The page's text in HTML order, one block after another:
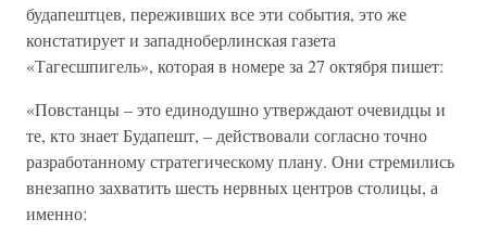
будапештцев, переживших все эти события, это же
констатирует и западноберлинская газета
«Тагесшпигель», которая в номере за 27 октября пишет:
«Повстанцы – это единодушно утверждают очевидцы и
те, кто знает Будапешт, – действовали согласно точно
разработанному стратегическому плану. Они стремились
внезапно захватить шесть нервных центров столицы, а
именно: